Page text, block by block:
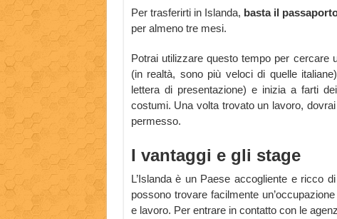
Per trasferirti in Islanda, basta il
per almeno tre mesi.
Potrai utilizzare questo tempo per cercare
(in realtà, sono più veloci di quelle
lettera di presentazione) e inizia a farti
costumi. Una volta trovato un lavoro,
permesso.
I vantaggi e gli stage
L’Islanda è un Paese accogliente e ricco
possono trovare facilmente
e lavoro. Per entrare in contatto con le